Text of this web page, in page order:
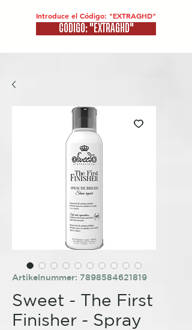
Introduce el Código: "EXTRAGHD"
CÓDIGO: "EXTRAGHD"
Artikelnummer: 7898584621819
Sweet - The First
Finisher - Spray